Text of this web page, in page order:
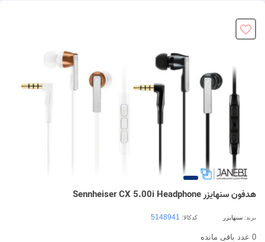
هدفون سنهایزر Sennheiser CX 5.00i Headphone
برند: سنهایزر کدکالا:
0 عدد باقی مانده